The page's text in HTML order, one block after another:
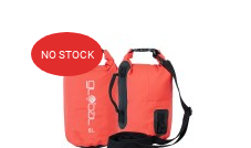
Add to Wishlist
Quick View
NO STOCK